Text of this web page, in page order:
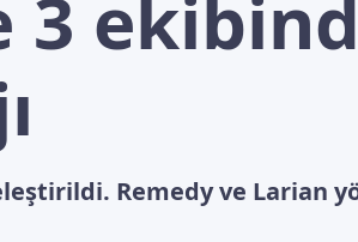
3
Remedy ve Larian